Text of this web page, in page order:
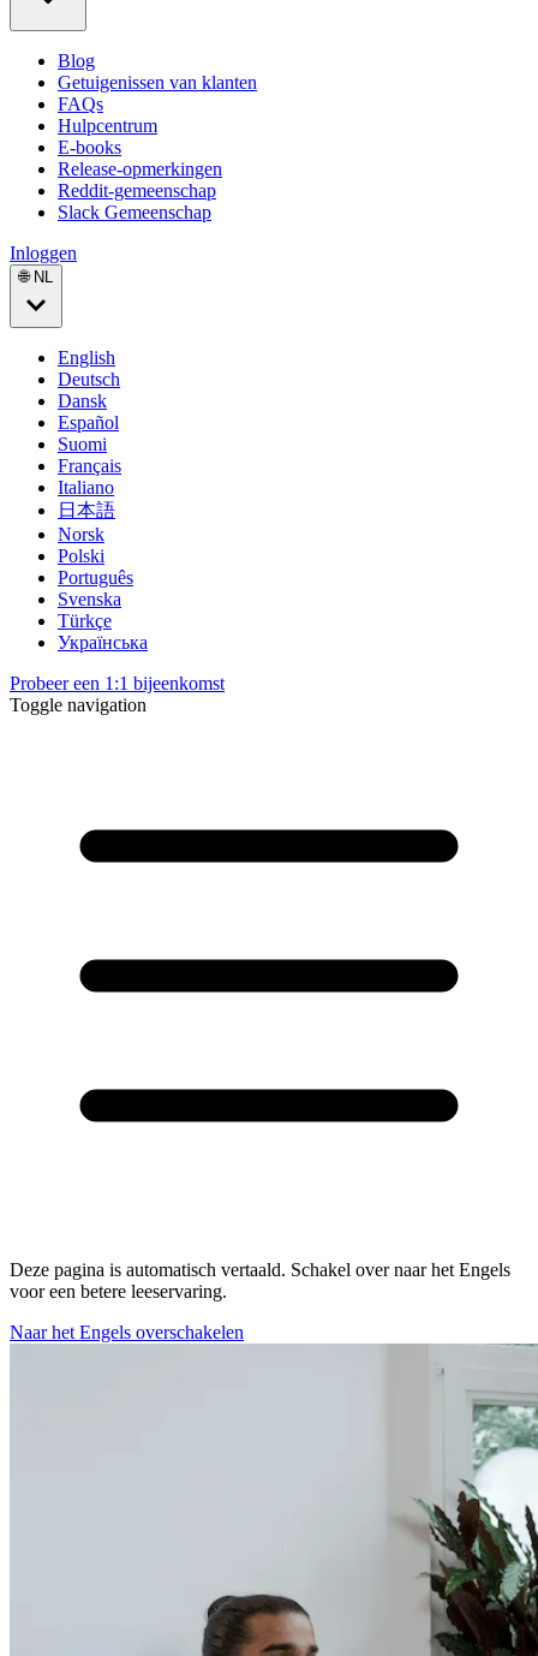
Blog
Getuigenissen van klanten
FAQs
Hulpcentrum
E-books
Release-opmerkingen
Reddit-gemeenschap
Slack Gemeenschap
Inloggen
🌐 NL
English
Deutsch
Dansk
Español
Suomi
Français
Italiano
日本語
Norsk
Polski
Português
Svenska
Türkçe
Українська
Probeer een 1:1 bijeenkomst
Toggle navigation
Deze pagina is automatisch vertaald. Schakel over naar het Engels
voor een betere leeservaring.
Naar het Engels overschakelen